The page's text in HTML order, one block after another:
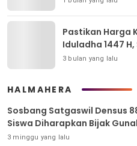
Pastikan Harga
Iduladha 1447
3 bulan yang lalu
HALMAHERA
Sosbang Satgaswil Densus
Siswa Diharapkan Bijak
3 minggu yang lalu